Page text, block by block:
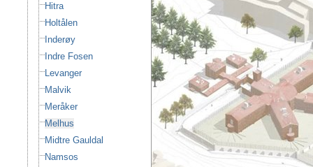
Hitra
Holtålen
Inderøy
Indre Fosen
Levanger
Malvik
Meråker
Melhus
Midtre Gauldal
Namsos